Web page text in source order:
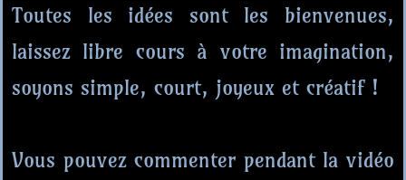
Toutes les idées sont les bienvenues,
laissez libre cours à votre imagination,
soyons simple, court, joyeux et créatif !
Vous pouvez commenter pendant la vidéo